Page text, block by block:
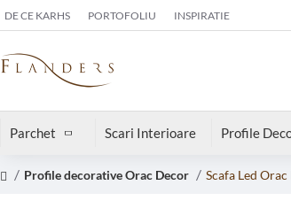
DE CE KARHS PORTOFOLIU INSPIRATIE
Parchet Scari Interioare Profile
Profile decorative Orac Decor Scafa Led